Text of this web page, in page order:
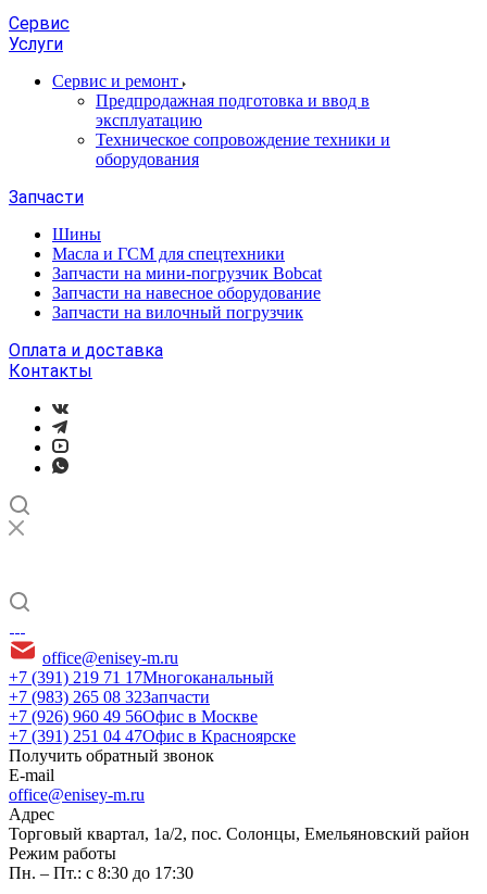
Сервис
Услуги
Сервис и ремонт
Предпродажная подготовка и ввод в
эксплуатацию
Техническое сопровождение техники и
оборудования
Запчасти
Шины
Масла и ГСМ для спецтехники
Запчасти на мини-погрузчик Bobcat
Запчасти на навесное оборудование
Запчасти на вилочный погрузчик
Оплата и доставка
Контакты
office@enisey-m.ru
+7 (391) 219 71 17Многоканальный
+7 (983) 265 08 32Запчасти
+7 (926) 960 49 56Офис в Москве
+7 (391) 251 04 47Офис в Красноярске
Получить обратный звонок
E-mail
office@enisey-m.ru
Адрес
​Торговый квартал, 1а/2, пос. Солонцы, Емельяновский район
Режим работы
Пн. – Пт.: с 8:30 до 17:30